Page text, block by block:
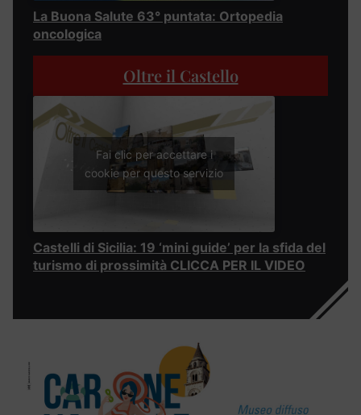
La Buona Salute 63° puntata: Ortopedia
oncologica
Oltre il Castello
Fai clic per accettare i
cookie per questo servizio
Castelli di Sicilia: 19 ‘mini guide’ per la sfida del
turismo di prossimità CLICCA PER IL VIDEO